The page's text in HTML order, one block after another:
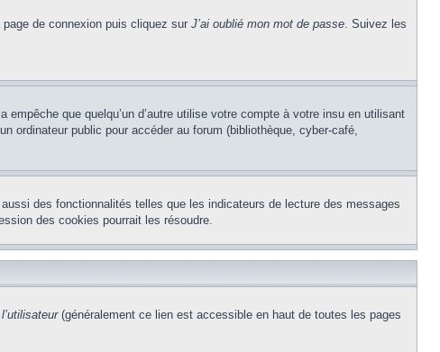
de connexion puis cliquez sur J’ai oublié mon mot de passe. Suivez les
que quelqu’un d’autre utilise votre compte à votre insu en utilisant
ordinateur public pour accéder au forum (bibliothèque, cyber-café,
des fonctionnalités telles que les indicateurs de lecture des messages
des cookies pourrait les résoudre.
(généralement ce lien est accessible en haut de toutes les pages